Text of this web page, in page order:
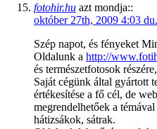
fotohir.hu azt mondja::
október 27th, 2009 4:03 du.
Szép napot, és fényeket
Oldalunk a http://
és természetfotosok
Saját cégünk által gyártott
értékesítése a fő cél, de
megrendelhetőek a
hátizsákok, sátrak.